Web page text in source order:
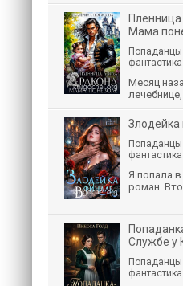
Мама
фантастика
Месяц
Злодейка
фантастика
Я попала
роман.
Службе у
фантастика